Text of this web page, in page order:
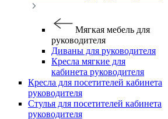
Мягкая мебель для
руководителя
Диваны для руководителя
Кресла мягкие для
кабинета руководителя
Кресла для посетителей кабинета
руководителя
Стулья для посетителей кабинета
руководителя